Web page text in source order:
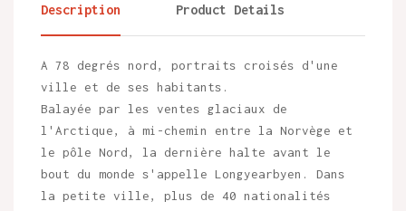
Description Product Details
A 78 degrés nord, portraits croisés d'une
ville et de ses habitants.
Balayée par les ventes glaciaux de
l'Arctique, à mi-chemin entre la Norvège et
le pôle Nord, la dernière halte avant le
bout du monde s'appelle Longyearbyen. Dans
la petite ville, plus de 40 nationalités